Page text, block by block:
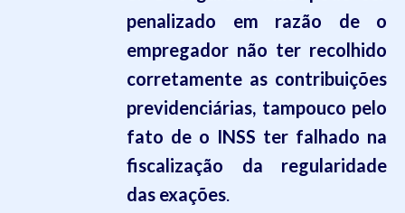
penalizado em razão de o
empregador não ter recolhido
corretamente as contribuições
previdenciárias, tampouco pelo
fato de o INSS ter falhado na
fiscalização da regularidade
das exações.